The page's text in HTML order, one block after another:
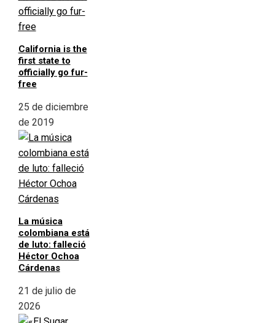
California is the
first state to
officially go fur-
free
25 de diciembre
de 2019
La música
colombiana está
de luto: falleció
Héctor Ochoa
Cárdenas
21 de julio de
2026